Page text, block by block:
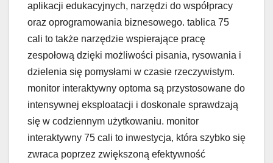
aplikacji edukacyjnych, narzędzi do współpracy
oraz oprogramowania biznesowego. tablica 75
cali to także narzędzie wspierające pracę
zespołową dzięki możliwości pisania, rysowania i
dzielenia się pomysłami w czasie rzeczywistym.
monitor interaktywny optoma są przystosowane do
intensywnej eksploatacji i doskonale sprawdzają
się w codziennym użytkowaniu. monitor
interaktywny 75 cali to inwestycja, która szybko się
zwraca poprzez zwiększoną efektywność